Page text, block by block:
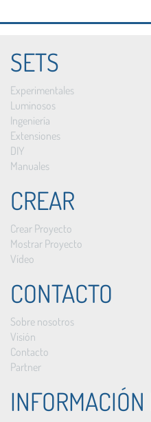
SETS
Experimentales
Luminosos
Ingeniería
Extensiones
DIY
Manuales
CREAR
Crear Proyecto
Mostrar Proyecto
Vídeo
CONTACTO
Sobre nosotros
Visión
Contacto
Partner